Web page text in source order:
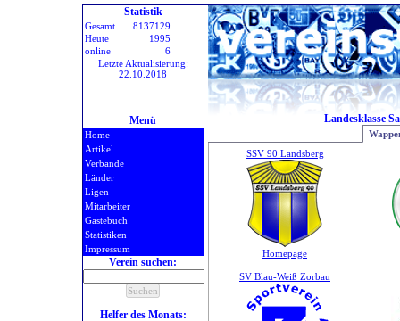
Statistik
Gesamt
8137129
Heute
1995
online
6
Letzte Aktualisierung:
22.10.2018
Menü
Home
Artikel
Verbände
Länder
Ligen
Mitarbeiter
Gästebuch
Statistiken
Impressum
Verein suchen:
Helfer des Monats:
Landesklasse
SSV 90 Landsberg
Homepage
SV Blau-Weiß Zorbau